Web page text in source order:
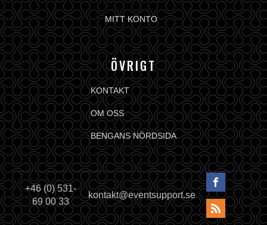
MITT KONTO
ÖVRIGT
KONTAKT
OM OSS
BENGANS NÖRDSIDA
+46 (0) 531-
69 00 33
kontakt@eventsupport.se